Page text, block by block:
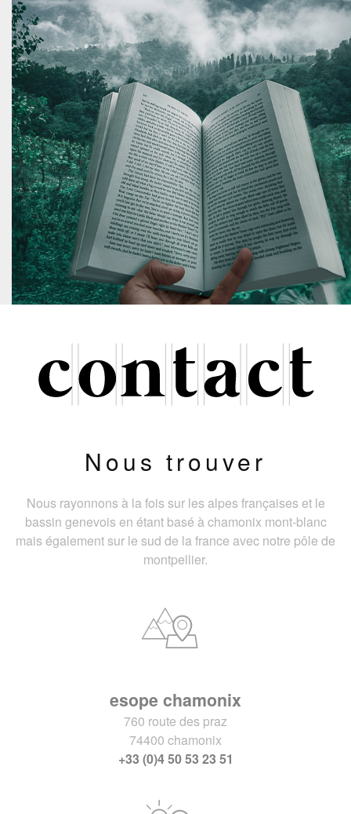
Nous trouver
Nous rayonnons à la fois sur les alpes françaises et le
bassin genevois en étant basé à chamonix mont-blanc
mais également sur le sud de la france avec notre pôle de
montpellier.
esope chamonix
760 route des praz
74400 chamonix
+33 (0)4 50 53 23 51